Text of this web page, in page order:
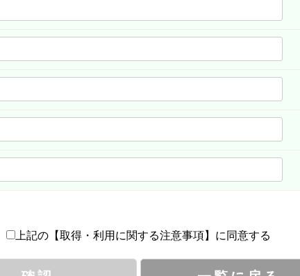
上記の【取得・利用に関する注意事項】に同意する